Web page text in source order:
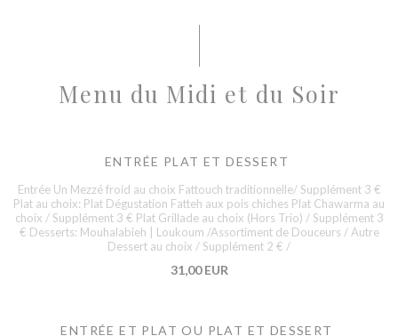
Menu du Midi et du Soir
ENTRÉE PLAT ET DESSERT
Entrée Un Mezzé froid au choix Fattouch traditionnelle/ Supplément 3 €
Plat au choix: Plat Dégustation Fatteh aux pois chiches Plat Chawarma au
choix / Supplément 3 € Plat Grillade au choix (Hors Trio) / Supplément 3
€ Desserts: Mouhalabieh | Loukoum /Assortiment de Douceurs / Autre
Dessert au choix / Supplément 2 € /
31,00 EUR
ENTRÉE ET PLAT OU PLAT ET DESSERT